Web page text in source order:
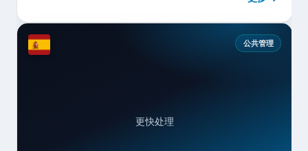
公共管理
更快处理